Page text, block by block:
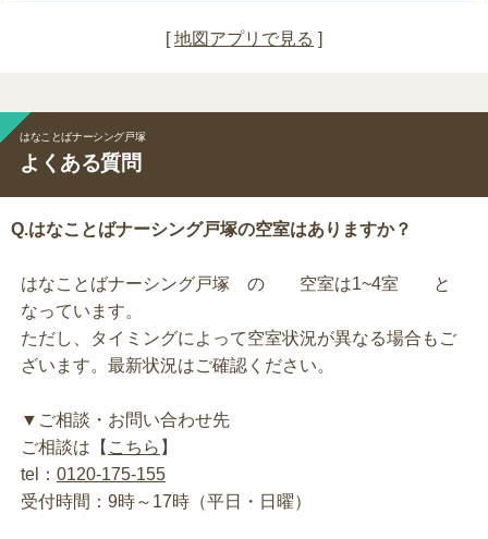
[地図アプリで見る ]
はなことばナーシング戸塚
よくある質問
Q.はなことばナーシング戸塚の空室はありますか？
はなことばナーシング戸塚 の 空室は1~4室 と
なっています。
ただし、タイミングによって空室状況が異なる場合もご
ざいます。最新状況はご確認ください。
▼ご相談・お問い合わせ先
ご相談は【 こちら 】
tel： 0120-175-155
受付時間：9時～17時（平日・日曜）